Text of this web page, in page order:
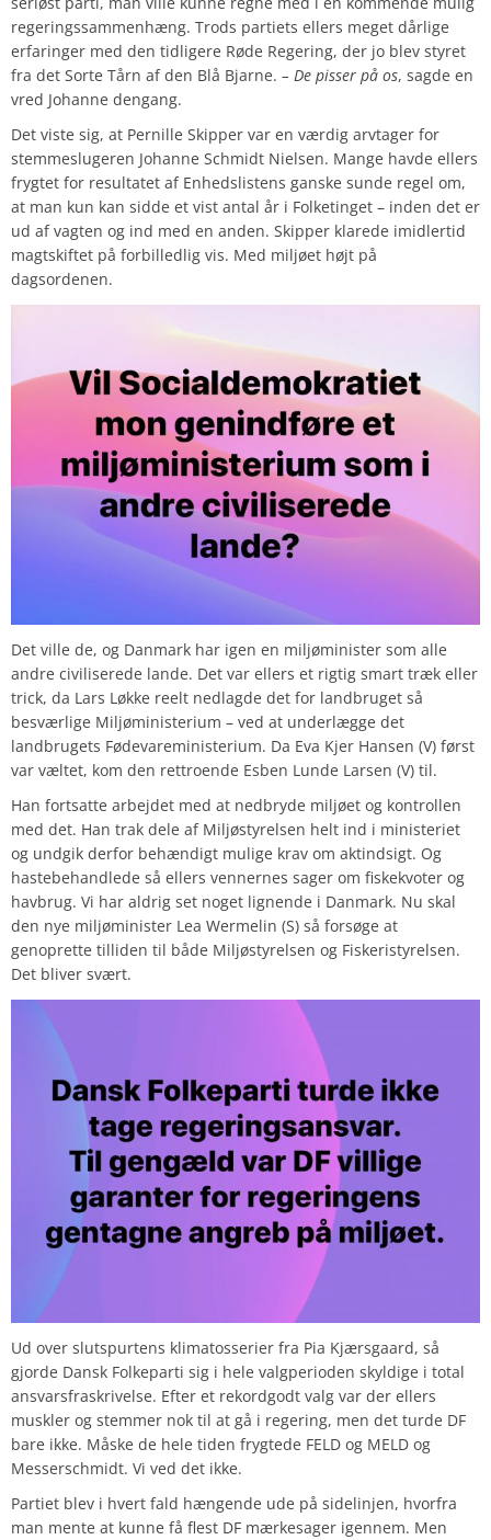
regeringssammenhæng. Trods partiets ellers meget dårlige
erfaringer med den tidligere Røde Regering, der jo blev styret
fra det Sorte Tårn af den Blå Bjarne. – De pisser på os, sagde en
vred Johanne dengang.
Det viste sig, at Pernille Skipper var en værdig arvtager for
stemmeslugeren Johanne Schmidt Nielsen. Mange havde ellers
frygtet for resultatet af Enhedslistens ganske sunde regel om,
at man kun kan sidde et vist antal år i Folketinget – inden det er
ud af vagten og ind med en anden. Skipper klarede imidlertid
magtskiftet på forbilledlig vis. Med miljøet højt på
dagsordenen.
Det ville de, og Danmark har igen en miljøminister som alle
andre civiliserede lande. Det var ellers et rigtig smart træk eller
trick, da Lars Løkke reelt nedlagde det for landbruget så
besværlige Miljøministerium – ved at underlægge det
landbrugets Fødevareministerium. Da Eva Kjer Hansen (V) først
var væltet, kom den rettroende Esben Lunde Larsen (V) til.
Han fortsatte arbejdet med at nedbryde miljøet og kontrollen
med det. Han trak dele af Miljøstyrelsen helt ind i ministeriet
og undgik derfor behændigt mulige krav om aktindsigt. Og
hastebehandlede så ellers vennernes sager om fiskekvoter og
havbrug. Vi har aldrig set noget lignende i Danmark. Nu skal
den nye miljøminister Lea Wermelin (S) så forsøge at
genoprette tilliden til både Miljøstyrelsen og Fiskeristyrelsen.
Det bliver svært.
Ud over slutspurtens klimatosserier fra Pia Kjærsgaard, så
gjorde Dansk Folkeparti sig i hele valgperioden skyldige i total
ansvarsfraskrivelse. Efter et rekordgodt valg var der ellers
muskler og stemmer nok til at gå i regering, men det turde DF
bare ikke. Måske de hele tiden frygtede FELD og MELD og
Messerschmidt. Vi ved det ikke.
Partiet blev i hvert fald hængende ude på sidelinjen, hvorfra
man mente at kunne få flest DF mærkesager igennem. Men